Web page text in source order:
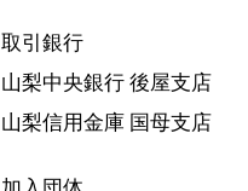
取引銀行
山梨中央銀行 後屋支店
山梨信用金庫 国母支店